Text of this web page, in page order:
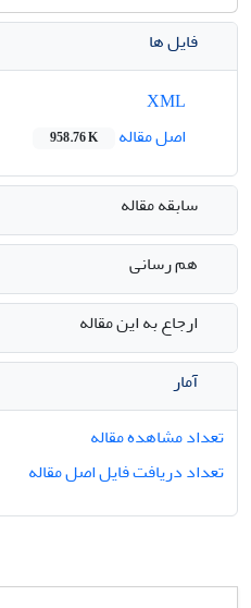
فایل ها
اصل مقاله
958.76 K
سابقه مقاله
هم رسانی
ارجاع به این مقاله
آمار
تعداد مشاهده مقاله
تعداد دریافت فایل اصل مقاله